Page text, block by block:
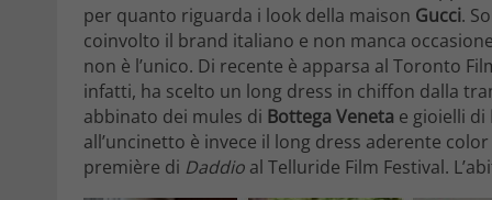
per quanto riguarda i look della maison Gucci.
coinvolto il brand italiano e non manca
non è l’unico. Di recente è apparsa al Toronto
infatti, ha scelto un long dress in chiffon dalla
abbinato dei mules di Bottega Veneta e gioielli di
all’uncinetto è invece il long dress aderente
première di Daddio al Telluride Film Festival.